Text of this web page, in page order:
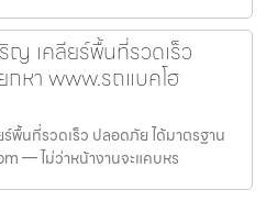
ญ เคลียร์พื้นที่รวดเร็ว
กหา www.รถแบคโฮ
พื้นที่รวดเร็ว ปลอดภัย ได้มาตรฐาน
— ไม่ว่าหน้างานจะแคบหร